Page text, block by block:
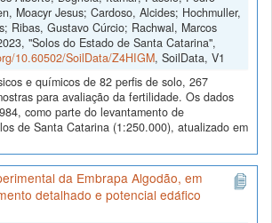
Moacyr Jesus; Cardoso, Alcides; Hochmuller,
Ribas, Gustavo Cúrcio; Rachwal, Marcos
"Solos do Estado de Santa Catarina",
10.60502/SoilData/Z4HIGM, SoilData, V1
e químicos de 82 perfis de solo, 267
para avaliação da fertilidade. Os dados
como parte do levantamento de
de Santa Catarina (1:250.000), atualizado em
da Embrapa Algodão, em
detalhado e potencial edáfico